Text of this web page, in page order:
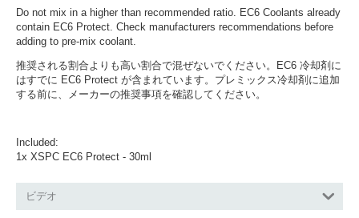
Do not mix in a higher than recommended ratio. EC6 Coolants already
contain EC6 Protect. Check manufacturers recommendations before
adding to pre-mix coolant.
推奨される割合よりも高い割合で混ぜないでください。EC6 冷却剤に
はすでに EC6 Protect が含まれています。プレミックス冷却剤に追加
する前に、メーカーの推奨事項を確認してください。
Included:
1x XSPC EC6 Protect - 30ml
ビデオ